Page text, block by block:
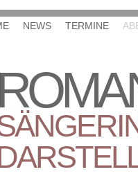
NEWS TERMINE